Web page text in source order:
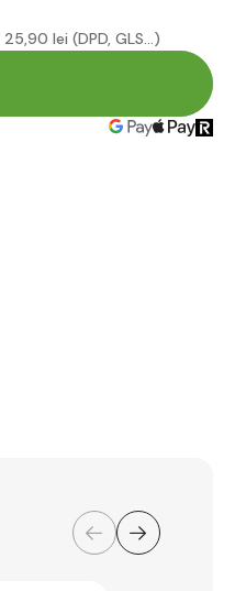
25,90 lei (DPD, GLS...)